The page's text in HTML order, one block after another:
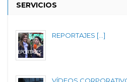
SERVICIOS
REPORTAJES [...]